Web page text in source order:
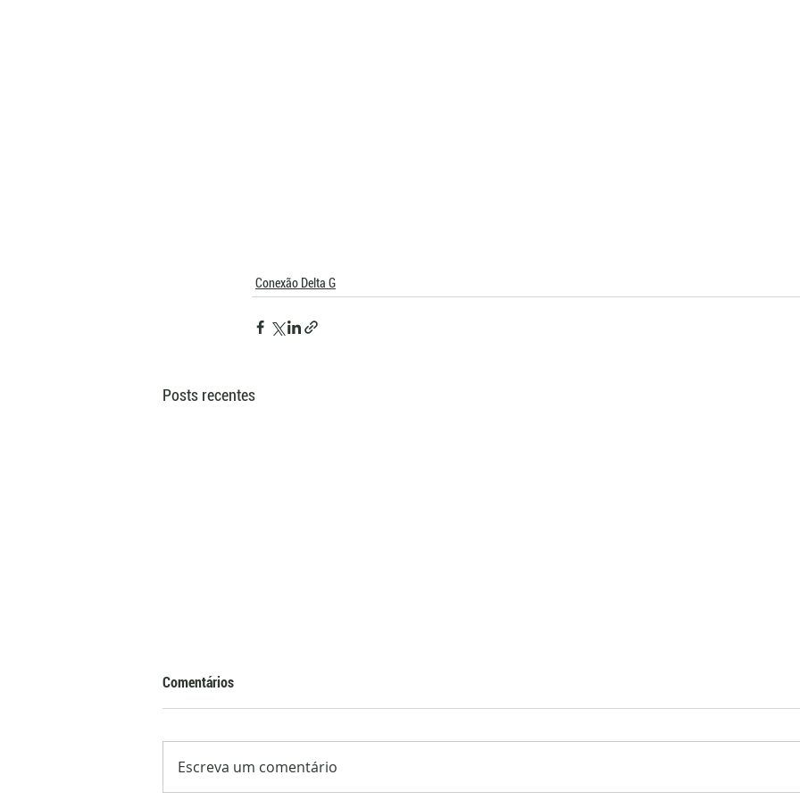
Conexão Delta G
Posts recentes
Comentários
Escreva um comentário